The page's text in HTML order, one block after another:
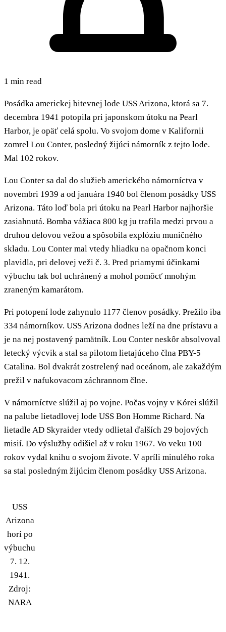
1 min read
Posádka americkej bitevnej lode USS Arizona, ktorá sa 7.
decembra 1941 potopila pri japonskom útoku na Pearl
Harbor, je opäť celá spolu. Vo svojom dome v Kalifornii
zomrel Lou Conter, posledný žijúci námorník z tejto lode.
Mal 102 rokov.
Lou Conter sa dal do služieb amerického námorníctva v
novembri 1939 a od januára 1940 bol členom posádky USS
Arizona. Táto loď bola pri útoku na Pearl Harbor najhoršie
zasiahnutá. Bomba vážiaca 800 kg ju trafila medzi prvou a
druhou delovou vežou a spôsobila explóziu muničného
skladu. Lou Conter mal vtedy hliadku na opačnom konci
plavidla, pri delovej veži č. 3. Pred priamymi účinkami
výbuchu tak bol uchránený a mohol pomôcť mnohým
zraneným kamarátom.
Pri potopení lode zahynulo 1177 členov posádky. Prežilo iba
334 námorníkov. USS Arizona dodnes leží na dne prístavu a
je na nej postavený pamätník. Lou Conter neskôr absolvoval
letecký výcvik a stal sa pilotom lietajúceho člna PBY-5
Catalina. Bol dvakrát zostrelený nad oceánom, ale zakaždým
prežil v nafukovacom záchrannom člne.
V námorníctve slúžil aj po vojne. Počas vojny v Kórei slúžil
na palube lietadlovej lode USS Bon Homme Richard. Na
lietadle AD Skyraider vtedy odlietal ďalších 29 bojových
misií. Do výslužby odišiel až v roku 1967. Vo veku 100
rokov vydal knihu o svojom živote. V apríli minulého roka
sa stal posledným žijúcim členom posádky USS Arizona.
USS
Arizona
horí po
výbuchu
7. 12.
1941.
Zdroj:
NARA